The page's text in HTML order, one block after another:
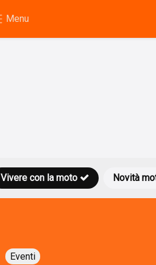
Novità
Vivere con la moto
Eventi